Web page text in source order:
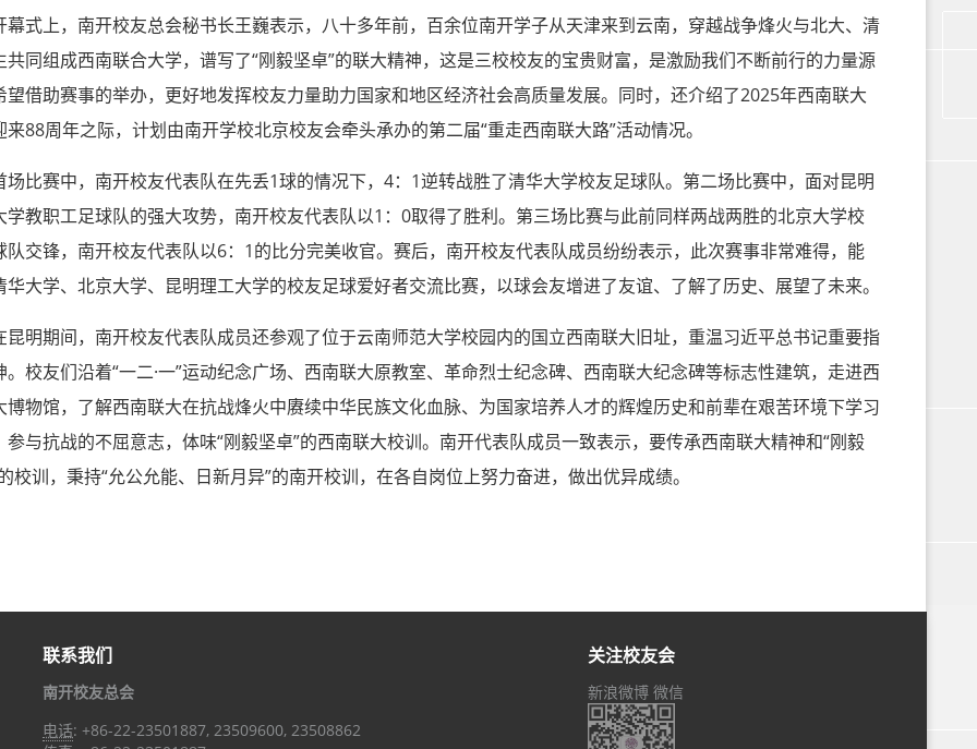
上，南开校友总会秘书长王巍表示，八十多年前，百余位南开学子从天津来到云南，穿越战争烽火与北大、清
共同组成西南联合大学，谱写了“刚毅坚卓”的联大精神，这是三校校友的宝贵财富，是激励我们不断前行的力量源
望借助赛事的举办，更好地发挥校友力量助力国家和地区经济社会高质量发展。同时，还介绍了2025年西南联大
来88周年之际，计划由南开学校北京校友会牵头承办的第二届“重走西南联大路”活动情况。
赛中，南开校友代表队在先丢1球的情况下，4：1逆转战胜了清华大学校友足球队。第二场比赛中，面对昆明
学教职工足球队的强大攻势，南开校友代表队以1：0取得了胜利。第三场比赛与此前同样两战两胜的北京大学校
队交锋，南开校友代表队以6：1的比分完美收官。赛后，南开校友代表队成员纷纷表示，此次赛事非常难得，能
华大学、北京大学、昆明理工大学的校友足球爱好者交流比赛，以球会友增进了友谊、了解了历史、展望了未来。
期间，南开校友代表队成员还参观了位于云南师范大学校园内的国立西南联大旧址，重温习近平总书记重要指
。校友们沿着“一二·一”运动纪念广场、西南联大原教室、革命烈士纪念碑、西南联大纪念碑等标志性建筑，走进西
博物馆，了解西南联大在抗战烽火中赓续中华民族文化血脉、为国家培养人才的辉煌历史和前辈在艰苦环境下学习
参与抗战的不屈意志，体味“刚毅坚卓”的西南联大校训。南开代表队成员一致表示，要传承西南联大精神和“刚毅
校训，秉持“允公允能、日新月异”的南开校训，在各自岗位上努力奋进，做出优异成绩。
联系我们
南开校友总会
电话: +86-22-23501887, 23509600, 23508862
关注校友会
新浪微博 微信